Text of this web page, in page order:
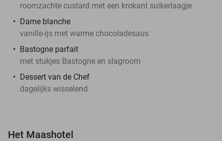
roomzachte custard met een krokant suikerlaagje
Dame blanche
vanille-ijs met warme chocoladesaus
Bastogne parfait
met stukjes Bastogne en slagroom
Dessert van de Chef
dagelijks wisselend
Het Maashotel